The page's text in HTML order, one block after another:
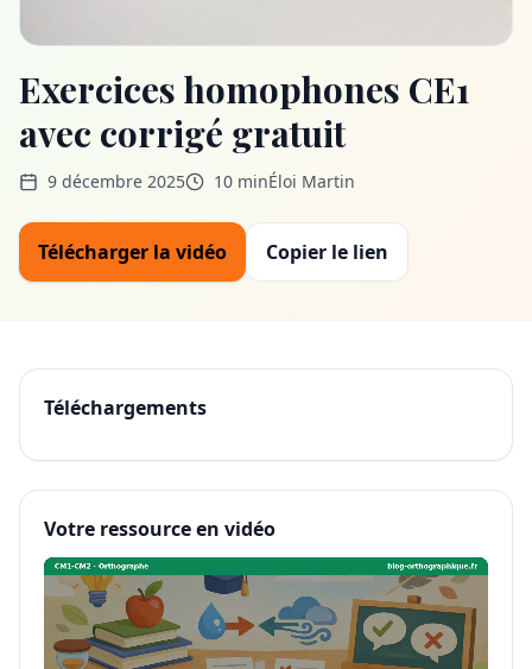
Exercices homophones CE1
avec corrigé gratuit
9 décembre 2025 10 minÉloi Martin
Télécharger la vidéo Copier le lien
Téléchargements
Votre ressource en vidéo